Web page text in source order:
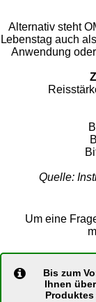
Alternativ steht
Lebenstag auch
Anwendung
Quelle:
Um eine
Bis zum
Ihnen